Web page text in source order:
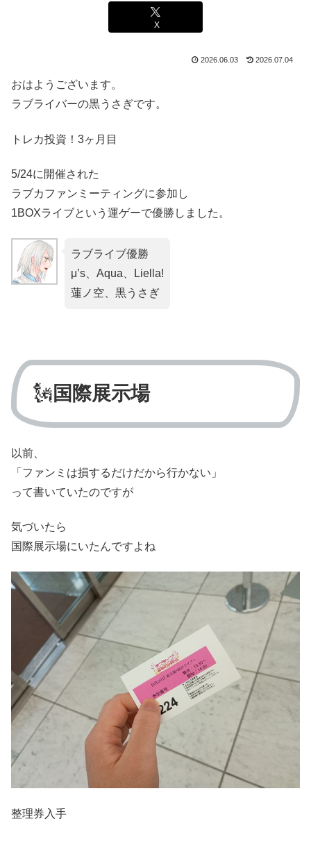
X
2026.06.03 2026.07.04
おはようございます。
ラブライバーの黒うさぎです。
トレカ投資！3ヶ月目
5/24に開催された
ラブカファンミーティングに参加し
1BOXライブという運ゲーで優勝しました。
ラブライブ優勝
μ’s、Aqua、Liella!
蓮ノ空、黒うさぎ
🗽国際展示場
以前、
「ファンミは損するだけだから行かない」
って書いていたのですが
気づいたら
国際展示場にいたんですよね
整理券入手